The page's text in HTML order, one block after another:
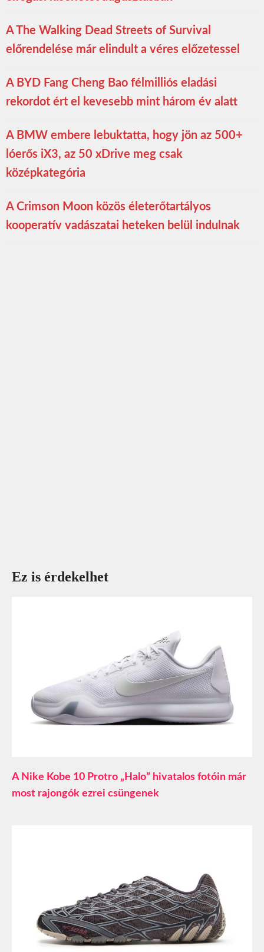
A The Walking Dead Streets of Survival
előrendelése már elindult a véres előzetessel
A BYD Fang Cheng Bao félmilliós eladási
rekordot ért el kevesebb mint három év alatt
A BMW embere lebuktatta, hogy jön az 500+
lóerős iX3, az 50 xDrive meg csak
középkategória
A Crimson Moon közös életerőtartályos
kooperatív vadászatai heteken belül indulnak
Ez is érdekelhet
A Nike Kobe 10 Protro „Halo” hivatalos fotóin már
most rajongók ezrei csüngenek